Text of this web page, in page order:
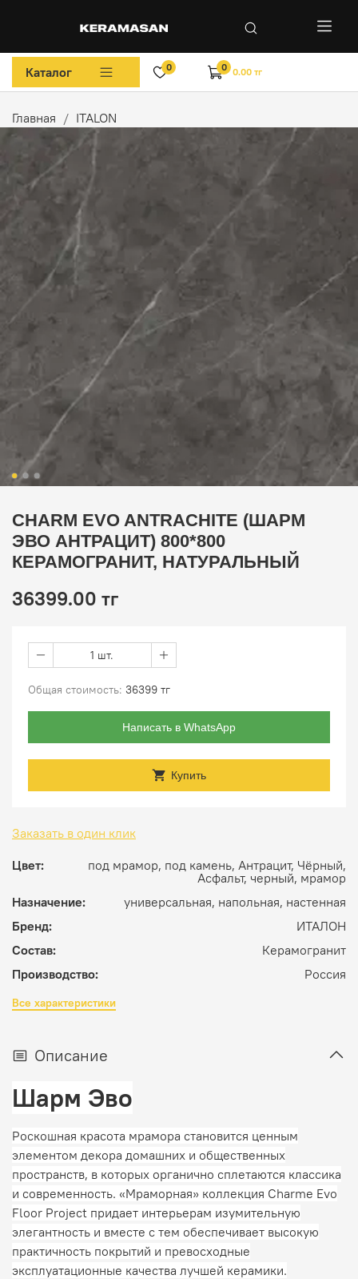
Каталог 0 0 0.00 тг
Главная ITALON
CHARM EVO ANTRACHITE (ШАРМ
ЭВО АНТРАЦИТ) 800*800
КЕРАМОГРАНИТ, НАТУРАЛЬНЫЙ
36399.00 тг
1 шт.
Общая стоимость: 36399 тг
Написать в WhatsApp
Купить
Заказать в один клик
Цвет:
под мрамор, под камень, Антрацит, Чёрный,
Асфальт, черный, мрамор
Назначение:
универсальная, напольная, настенная
Бренд:
ИТАЛОН
Состав:
Керамогранит
Производство:
Россия
Все характеристики
Описание
Шарм Эво
Роскошная красота мрамора становится ценным
элементом декора домашних и общественных
пространств, в которых органично сплетаются классика
и современность. «Мраморная» коллекция Charme Evo
Floor Project придает интерьерам изумительную
элегантность и вместе с тем обеспечивает высокую
практичность покрытий и превосходные
эксплуатационные качества лучшей керамики.